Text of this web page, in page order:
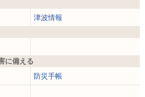
津波情報
に備える
防災手帳